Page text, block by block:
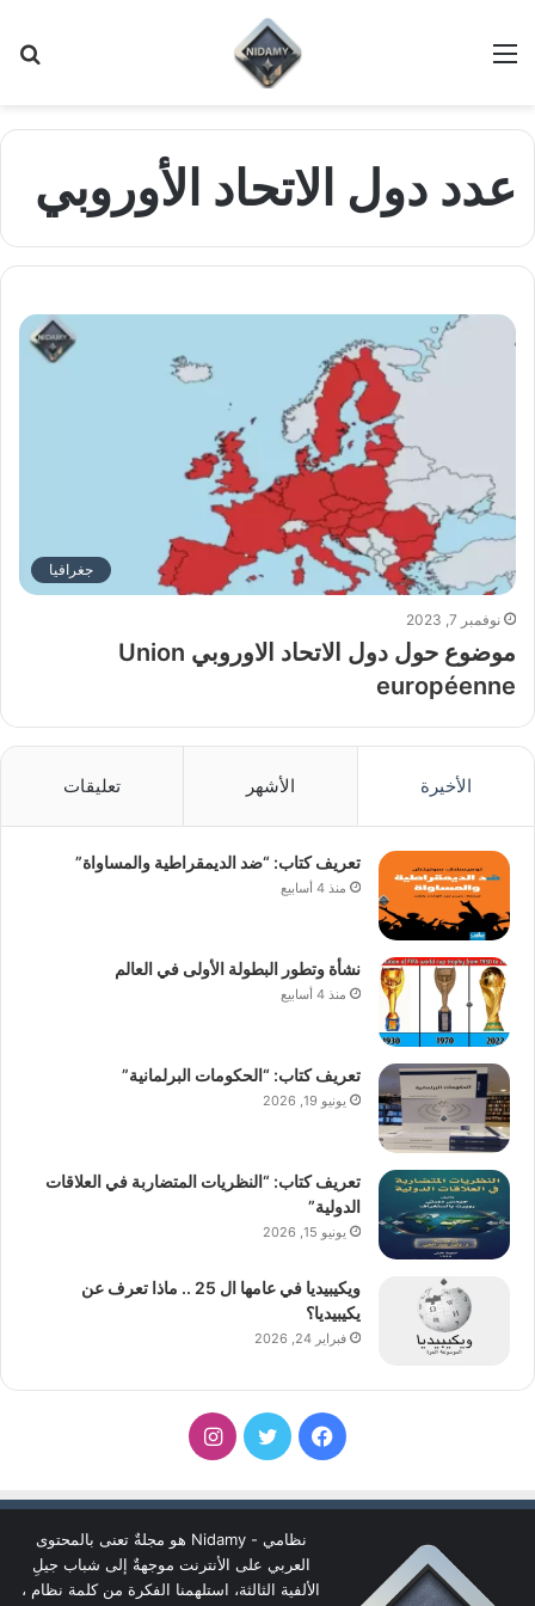
القائمة
عدد دول الاتحاد الأوروبي
جغرافيا
نوفمبر 7, 2023
موضوع حول دول الاتحاد الاوروبي Union
européenne
الأخيرة الأشهر تعليقات
تعريف كتاب: “ضد الديمقراطية والمساواة”
منذ 4 أسابيع
نشأة وتطور البطولة الأولى في العالم
منذ 4 أسابيع
تعريف كتاب: “الحكومات البرلمانية”
يونيو 19, 2026
تعريف كتاب: “النظريات المتضاربة في العلاقات
الدولية”
يونيو 15, 2026
ويكيبيديا في عامها ال 25 .. ماذا تعرف عن
يكيبيديا؟
فبراير 24, 2026
فيسبوكتويتر انستقرام
نظامي - Nidamy هو مجلةٌ تعنى بالمحتوى
العربي على الأنترنت موجهةٌ إلى شباب جيلِ
الألفية الثالثة، استلهمنا الفكرة من كلمة نظام ،